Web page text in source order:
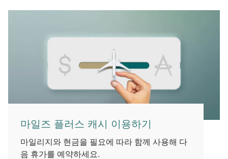
마일즈 플러스 캐시 이용하기
마일리지와 현금을 필요에 따라 함께 사용해 다
음 휴가를 예약하세요.